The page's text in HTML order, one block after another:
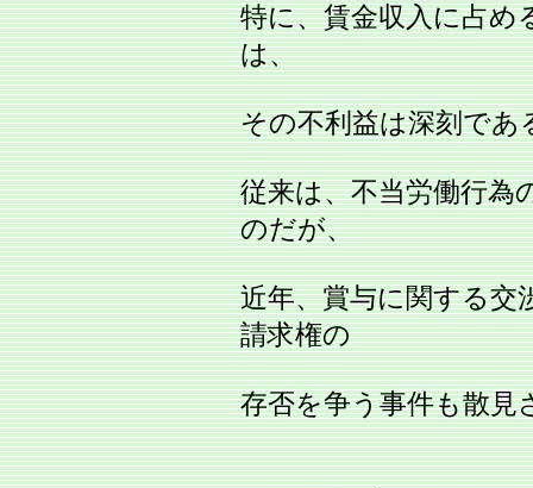
特に、賃金収入に占め
は、
その不利益は深刻であ
従来は、不当労働行為
のだが、
近年、賞与に関する交
請求権の
存否を争う事件も散見